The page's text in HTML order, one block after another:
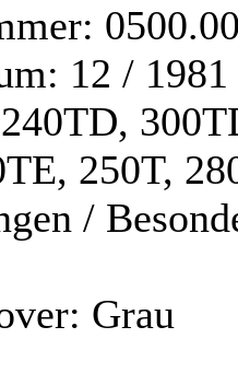
12 / 1981
240TD,
250T,
/
Grau